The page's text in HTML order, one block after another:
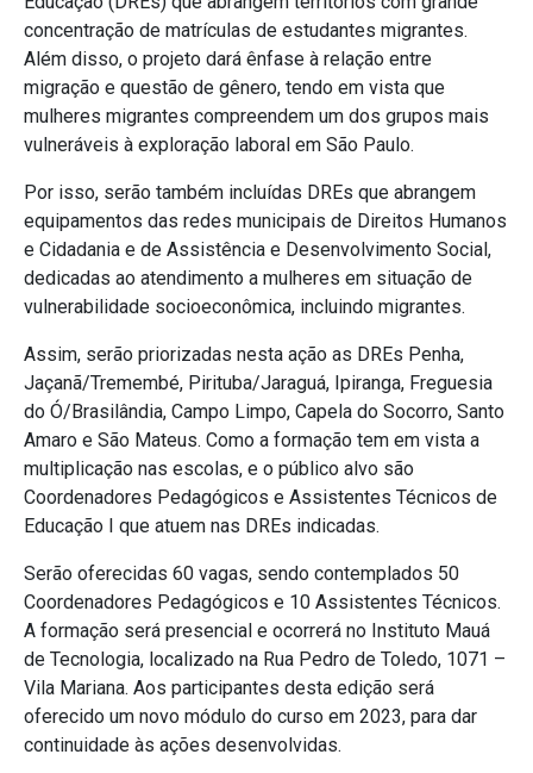
concentração de matrículas de estudantes migrantes.
Além disso, o projeto dará ênfase à relação entre
migração e questão de gênero, tendo em vista que
mulheres migrantes compreendem um dos grupos mais
vulneráveis à exploração laboral em São Paulo.
Por isso, serão também incluídas DREs que abrangem
equipamentos das redes municipais de Direitos Humanos
e Cidadania e de Assistência e Desenvolvimento Social,
dedicadas ao atendimento a mulheres em situação de
vulnerabilidade socioeconômica, incluindo migrantes.
Assim, serão priorizadas nesta ação as DREs Penha,
Jaçanã/Tremembé, Pirituba/Jaraguá, Ipiranga, Freguesia
do Ó/Brasilândia, Campo Limpo, Capela do Socorro, Santo
Amaro e São Mateus. Como a formação tem em vista a
multiplicação nas escolas, e o público alvo são
Coordenadores Pedagógicos e Assistentes Técnicos de
Educação I que atuem nas DREs indicadas.
Serão oferecidas 60 vagas, sendo contemplados 50
Coordenadores Pedagógicos e 10 Assistentes Técnicos.
A formação será presencial e ocorrerá no Instituto Mauá
de Tecnologia, localizado na Rua Pedro de Toledo, 1071 –
Vila Mariana. Aos participantes desta edição será
oferecido um novo módulo do curso em 2023, para dar
continuidade às ações desenvolvidas.